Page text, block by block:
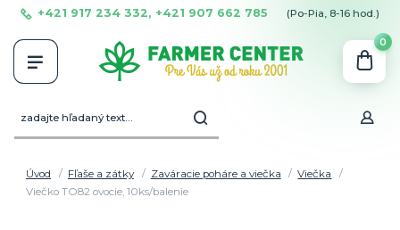
+421 917 234 332, +421 907 662 785 (Po-Pia, 8-16 hod.)
0
Úvod Fľaše a zátky Zaváracie poháre a viečka
Viečka
Viečko TO82 ovocie, 10ks/balenie